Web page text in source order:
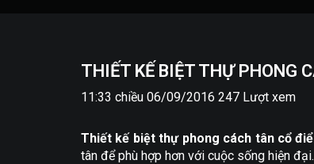
THIẾT KẾ BIỆT THỰ PHONG
11:33 chiều 06/09/2016 247 Lượt xem
Thiết kế biệt thự phong cách tân cổ
tân để phù hợp hơn với cuộc sống hiện đại.